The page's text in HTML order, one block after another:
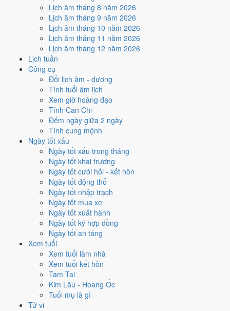
Lịch âm tháng 8 năm 2026
Lịch âm tháng 9 năm 2026
Lịch âm tháng 10 năm 2026
Lịch âm tháng 11 năm 2026
Lịch âm tháng 12 năm 2026
Lịch tuần
Công cụ
Đổi lịch âm - dương
Tính tuổi âm lịch
Xem giờ hoàng đạo
Tính Can Chi
Đếm ngày giữa 2 ngày
Tính cung mệnh
Ngày tốt xấu
Ngày tốt xấu trong tháng
Ngày tốt khai trương
Ngày tốt cưới hỏi - kết hôn
Ngày tốt động thổ
Ngày tốt nhập trạch
Ngày tốt mua xe
Ngày tốt xuất hành
Ngày tốt ký hợp đồng
Ngày tốt an táng
Xem tuổi
Xem tuổi làm nhà
Xem tuổi kết hôn
Tam Tai
Kim Lâu - Hoang Ốc
Tuổi mụ là gì
Tử vi
Rất tốt
Mua xe - tậu xe hôm nay ởmức rất tốt (9/10)
Thành và Ngày Hoàng Đạo.
Cách tính ngày tốt
Xuất hành - đi xa
10 /10 Rất tốt
Xuất hành - đi xa hôm nay ở
Thành, Sao Sâm và Ngày Hoàng Đạo
Cách tính ngày tốt
Tìm hiểu cách chấm:Trực Thành nghĩa là gì
phân biệt Hoàng Đạo - Hắc Đạo ·Can Chi và Ngũ hành ngày
Điểm số tổng hợp từ Trực, Sao 28 Tú và Hoàng Đạo - Hắc Đạo.
sánh cả tháng
Nếu ngày 24/2/2027 không hợp
việc của bạn thì sao?
Ngày 24/2 tốt tổng thể nhưng không phải việc nào cũng thuận. Hai
việc bị chấm thấp nhất hôm nay là
(tham khảo) (4/10). Có2 cách hạ rủi ro
Không cần dời ngày vì 30 ngày quanh 24/2/2027 không có ngày nào
điểm cao hơn 9.1/10của hôm nay. Việc
nên có thể đẩy sớm ngay trong ngày.
Coi việc vào giờ Hoàng Đạo trong chính ngày này.
Thìn (07h-09h)rơi đúng giờ hành chính nên dễ sắp xếp nhất
cho việc buộc phải làm đúng ngày 24/2/2027. Bảng đủ 6 giờ